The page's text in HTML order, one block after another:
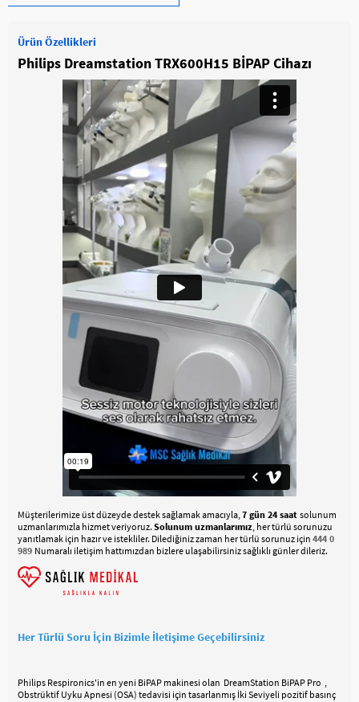
Ürün Özellikleri
Philips Dreamstation TRX600H15 BİPAP Cihazı
Müşterilerimize üst düzeyde destek sağlamak amacıyla, 7 gün 24 saat solunum
uzmanlarımızla hizmet veriyoruz. Solunum uzmanlarımız , her türlü sorunuzu
yanıtlamak için hazır ve istekliler. Dilediğiniz zaman her türlü sorunuz için 444 0
989 Numaralı iletişim hattımızdan bizlere ulaşabilirsiniz sağlıklı günler dileriz.
Her Türlü Soru İçin Bizimle İletişime Geçebilirsiniz
Philips Respironics'in en yeni BiPAP makinesi olan DreamStation BiPAP Pro ,
Obstrüktif Uyku Apnesi (OSA) tedavisi için tasarlanmış İki Seviyeli pozitif basınç